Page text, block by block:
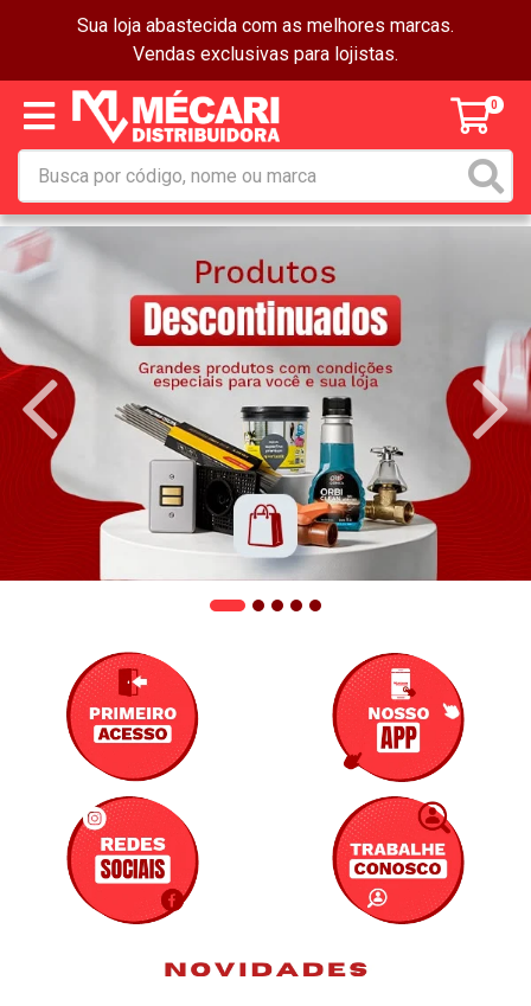
Sua loja abastecida com as melhores marcas.
Vendas exclusivas para lojistas.
0